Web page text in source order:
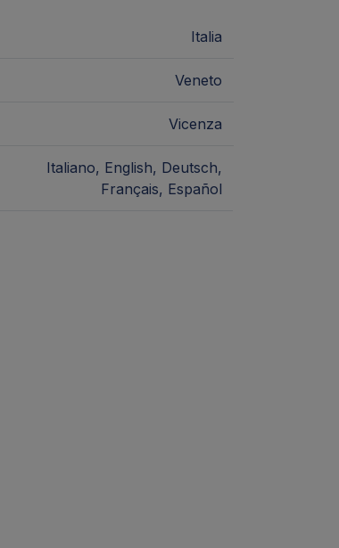
Italia
Veneto
Vicenza
Italiano, English, Deutsch,
Français, Español